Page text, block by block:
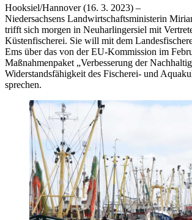
Hooksiel/Hannover (16. 3. 2023) –
Niedersachsens Landwirtschaftsministerin
trifft sich morgen in Neuharlingersiel mit
Küstenfischerei. Sie will mit dem
Ems über das von der EU-Kommission im
Maßnahmenpaket „Verbesserung der
Widerstandsfähigkeit des Fischerei- und
sprechen.